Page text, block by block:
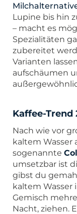
Lupine bis hin
– macht es
Spezialitäten
zubereitet
Varianten
aufschäumen
Kaffee-Trend
Nach wie vor
kaltem Wasser
sogenannte
umsetzbar ist
gibst du
kaltem Wasser
Gemisch
Nacht, ziehen.